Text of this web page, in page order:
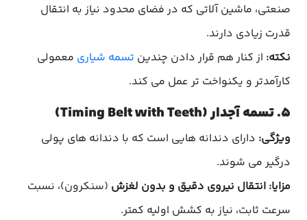
صنعتی، ماشین آلاتی که در فضای محدود نیاز به انتقال
قدرت زیادی دارند.
نکته: از کنار هم قرار دادن چندین تسمه شیاری معمولی
کارآمدتر و یکنواخت تر عمل می کند.
۵. تسمه آجدار (Timing Belt with Teeth)
ویژگی: دارای دندانه هایی است که با دندانه های پولی
درگیر می شوند.
مزایا: انتقال نیروی دقیق و بدون لغزش (سنکرون)، نسبت
سرعت ثابت، نیاز به کشش اولیه کمتر.